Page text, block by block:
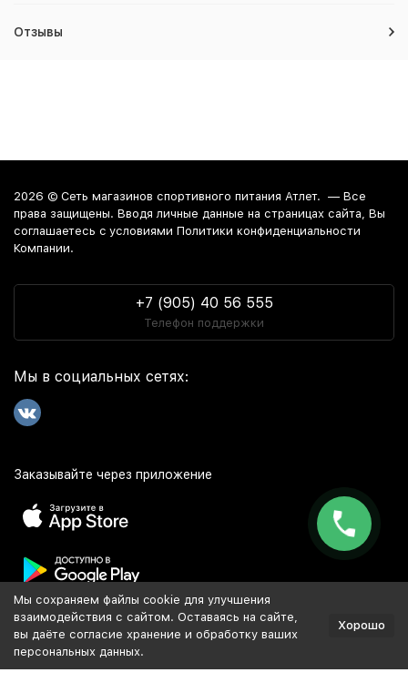
Отзывы
2026 © Сеть магазинов спортивного питания Атлет. — Все
права защищены. Вводя личные данные на страницах сайта, Вы
соглашаетесь c условиями Политики конфиденциальности
Компании.
+7 (905) 40 56 555
Телефон поддержки
Мы в социальных сетях:
Заказывайте через приложение
Популярное
Мы сохраняем файлы cookie для улучшения
взаимодействия с сайтом. Оставаясь на сайте,
вы даёте согласие хранение и обработку ваших
персональных данных.
Хорошо